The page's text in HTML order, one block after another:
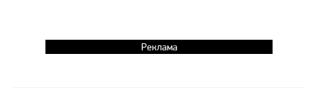
Реклама